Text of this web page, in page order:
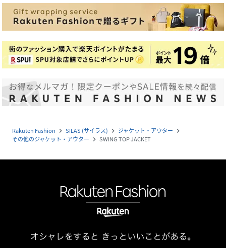
Rakuten Fashion navigate_next SILAS (サイラス) navigate_next ジャケット・アウター navigate_next
その他のジャケット・アウター navigate_next SWING TOP JACKET